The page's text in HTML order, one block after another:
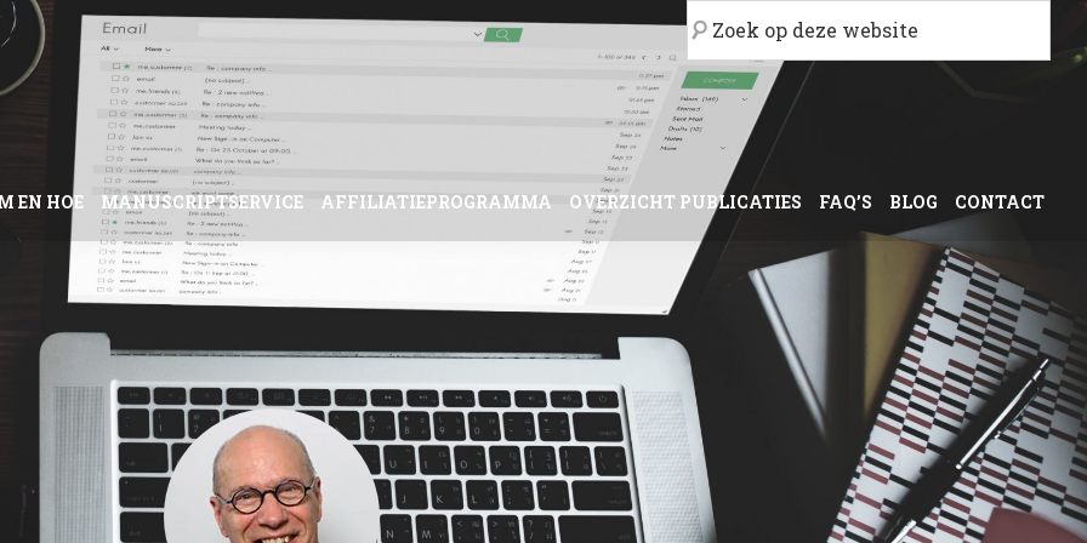
Zoek
op
deze
website
EN HOE MANUSCRIPTSERVICE AFFILIATIEPROGRAMMA OVERZICHT PUBLICATIES FAQ’S BLOG CONTACT